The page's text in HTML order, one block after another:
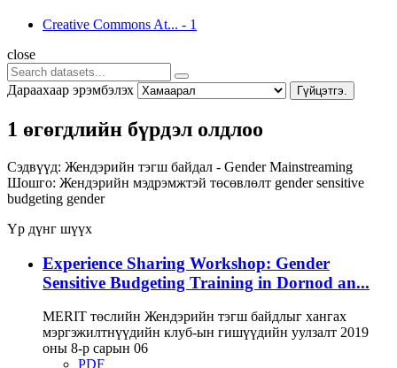
Creative Commons At... - 1
close
Дараахаар эрэмбэлэх Гүйцэтгэ.
1 өгөгдлийн бүрдэл олдлоо
Сэдвүүд: Жендэрийн тэгш байдал - Gender Mainstreaming
Шошго: Жендэрийн мэдрэмжтэй төсөвлөлт gender sensitive
budgeting gender
Үр дүнг шүүх
Experience Sharing Workshop: Gender
Sensitive Budgeting Training in Dornod an...
MERIT төслийн Жендэрийн тэгш байдлыг хангах
мэргэжилтнүүдийн клуб-ын гишүүдийн уулзалт 2019
оны 8-р сарын 06
PDF